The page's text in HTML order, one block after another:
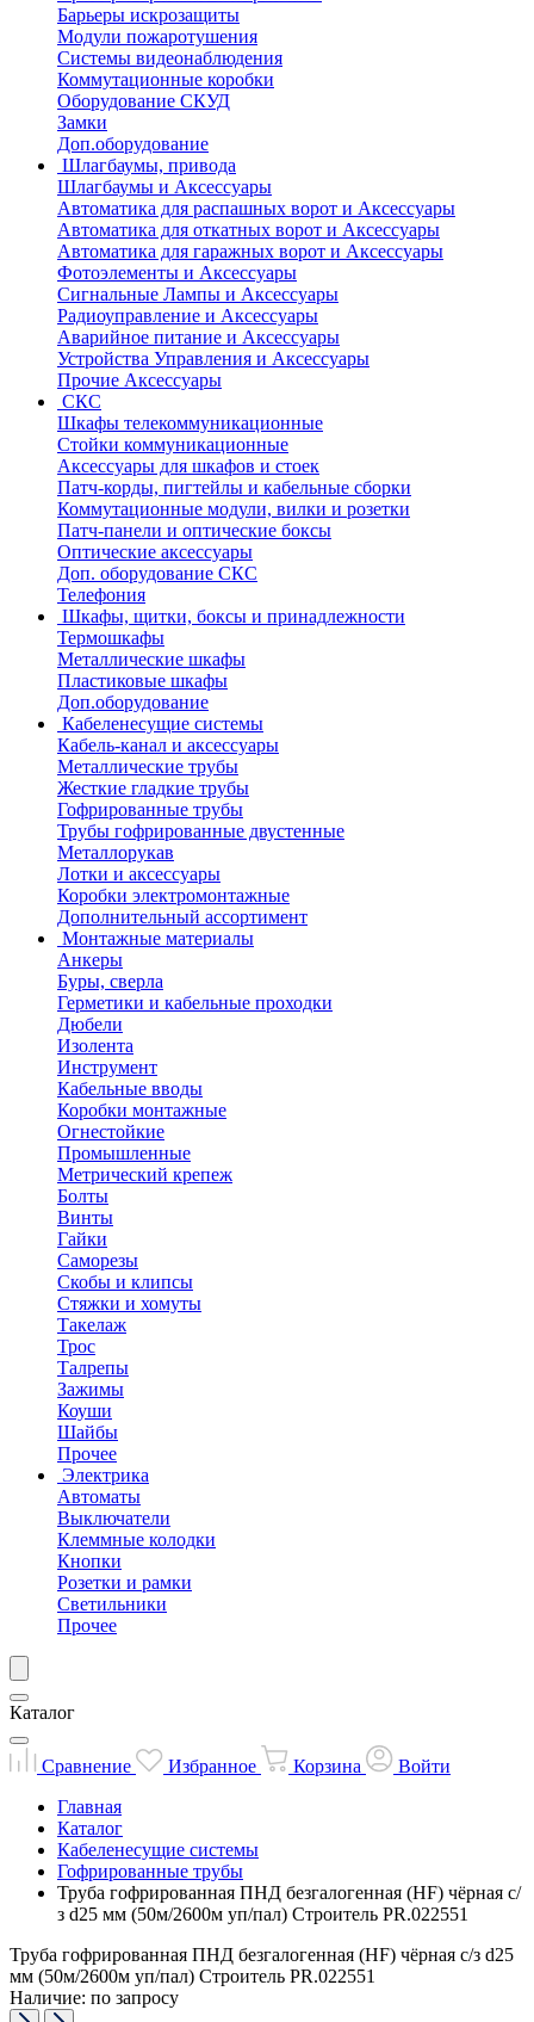
Барьеры искрозащиты
Модули пожаротушения
Системы видеонаблюдения
Коммутационные коробки
Оборудование СКУД
Замки
Доп.оборудование
Шлагбаумы, привода
Шлагбаумы и Аксессуары
Автоматика для распашных ворот и Аксессуары
Автоматика для откатных ворот и Аксессуары
Автоматика для гаражных ворот и Аксессуары
Фотоэлементы и Аксессуары
Сигнальные Лампы и Аксессуары
Радиоуправление и Аксессуары
Аварийное питание и Аксессуары
Устройства Управления и Аксессуары
Прочие Аксессуары
СКС
Шкафы телекоммуникационные
Стойки коммуникационные
Аксессуары для шкафов и стоек
Патч-корды, пигтейлы и кабельные сборки
Коммутационные модули, вилки и розетки
Патч-панели и оптические боксы
Оптические аксессуары
Доп. оборудование СКС
Телефония
Шкафы, щитки, боксы и принадлежности
Термошкафы
Металлические шкафы
Пластиковые шкафы
Доп.оборудование
Кабеленесущие системы
Кабель-канал и аксессуары
Металлические трубы
Жесткие гладкие трубы
Гофрированные трубы
Трубы гофрированные двустенные
Металлорукав
Лотки и аксессуары
Коробки электромонтажные
Дополнительный ассортимент
Монтажные материалы
Анкеры
Буры, сверла
Герметики и кабельные проходки
Дюбели
Изолента
Инструмент
Кабельные вводы
Коробки монтажные
Огнестойкие
Промышленные
Метрический крепеж
Болты
Винты
Гайки
Саморезы
Скобы и клипсы
Стяжки и хомуты
Такелаж
Трос
Талрепы
Зажимы
Коуши
Шайбы
Прочее
Электрика
Автоматы
Выключатели
Клеммные колодки
Кнопки
Розетки и рамки
Светильники
Прочее
Каталог
Сравнение Избранное Корзина
Войти
Главная
Каталог
Кабеленесущие системы
Гофрированные трубы
Труба гофрированная ПНД безгалогенная (HF) чёрная с/
з d25 мм (50м/2600м уп/пал) Строитель PR.022551
Труба гофрированная ПНД безгалогенная (HF) чёрная с/з d25
мм (50м/2600м уп/пал) Строитель PR.022551
Наличие: по запросу